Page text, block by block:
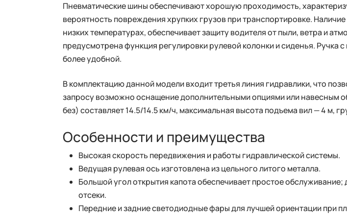
Пневматические шины обеспечивают хорошую проходимость,
вероятность повреждения хрупких грузов при транспортировке.
низких температурах, обеспечивает защиту водителя от пыли, ветра и
предусмотрена функция регулировки рулевой колонки и сиденья. Ручка
более удобной.
В комплектацию данной модели входит третья линия гидравлики, что
запросу возможно оснащение дополнительными опциями или навесным
без) составляет 14.5/14.5 км/ч, максимальная высота подъема вил — 4 м,
Особенности и преимущества
Высокая скорость передвижения и работы гидравлической системы.
Ведущая рулевая ось изготовлена из цельного литого металла.
Большой угол открытия капота обеспечивает простое
отсеки.
Передние и задние светодиодные фары для лучшей ориентации при